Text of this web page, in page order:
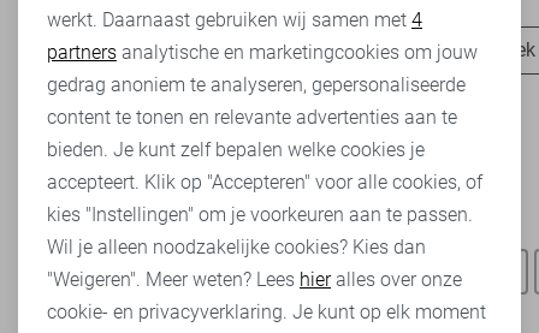
Ontdek nu
Heb je dit al eens bekeken?
NED t-shirts NED broeken Jacqueline de Yong blouses
Analytische cookies
Marketing cookies
werkt. Daarnaast gebruiken wij samen met 4
partners analytische en marketingcookies om jouw
gedrag anoniem te analyseren, gepersonaliseerde
content te tonen en relevante advertenties aan te
bieden. Je kunt zelf bepalen welke cookies je
accepteert. Klik op "Accepteren" voor alle cookies, of
kies "Instellingen" om je voorkeuren aan te passen.
Wil je alleen noodzakelijke cookies? Kies dan
"Weigeren". Meer weten? Lees hieralles over onze
cookie- en privacyverklaring. Je kunt op elk moment